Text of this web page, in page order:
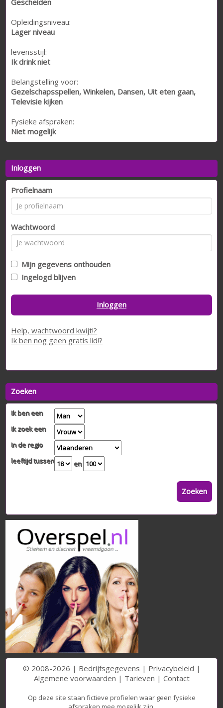
Opleidingsniveau:
Lager niveau
levensstijl:
Ik drink niet
Belangstelling voor:
Gezelschapsspellen, Winkelen, Dansen, Uit eten gaan,
Televisie kijken
Fysieke afspraken:
Niet mogelijk
Inloggen
Profielnaam
Wachtwoord
Mijn gegevens onthouden
Ingelogd blijven
Inloggen
Help, wachtwoord kwijt!?
Ik ben nog geen gratis lid!?
Zoeken
Ik ben een
Ik zoek een
In de regio
leeftijd tussen
en
Zoeken
© 2008-2026 | Bedrijfsgegevens | Privacybeleid |
Algemene voorwaarden | Tarieven | Contact
Op deze site staan fictieve profielen waar geen fysieke